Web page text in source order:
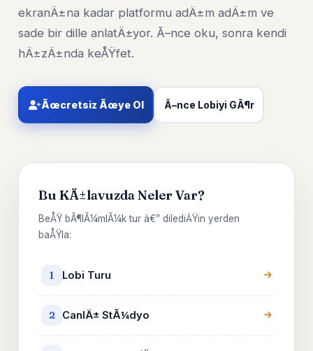
ekranÄ±na kadar platformu adÄ±m adÄ±m ve
sade bir dille anlatÄ±yor. Ã–nce oku, sonra kendi
hÄ±zÄ±nda keÅŸfet.
Ãœcretsiz Ãœye Ol Ã–nce Lobiyi GÃ¶r
Bu KÄ±lavuzda Neler Var?
BeÅŸ bÃ¶lÃ¼mlÃ¼k tur â€” dilediÄŸin yerden
baÅŸla:
1 Lobi Turu
2 CanlÄ± StÃ¼dyo